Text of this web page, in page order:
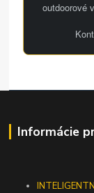
outdoorové
Informácie